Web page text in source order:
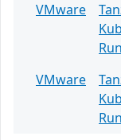
VMware
VMware